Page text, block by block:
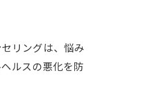
リングは、悩み
ルスの悪化を防